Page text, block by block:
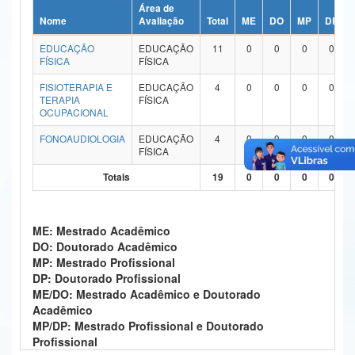
Ministério da Ciência, Tecnologia, Inovações e Comunicações
Ministério do Meio Ambiente
Ministério do Turismo
Ministério do Desenvolvimento Regional
Controladoria-Geral da União
Ministério da Mulher, da Família e dos Direitos Humanos
Secretaria de Governo
Gabinete de Segurança Institucional
Advocacia-Geral da União
Banco Central do Brasil
Nome
Área de
Avaliação
Total ME DO MP DP
EDUCAÇÃO
FÍSICA
EDUCAÇÃO
FÍSICA
11 0 0 0 0
FISIOTERAPIA E
TERAPIA
OCUPACIONAL
EDUCAÇÃO
FÍSICA
4 0 0 0 0
FONOAUDIOLOGIA
EDUCAÇÃO
FÍSICA
4 0 0 0 0
Totais 19 0 0 0 0
ME: Mestrado Acadêmico
DO: Doutorado Acadêmico
MP: Mestrado Profissional
DP: Doutorado Profissional
ME/DO: Mestrado Acadêmico e Doutorado
Acadêmico
MP/DP: Mestrado Profissional e Doutorado
Profissional